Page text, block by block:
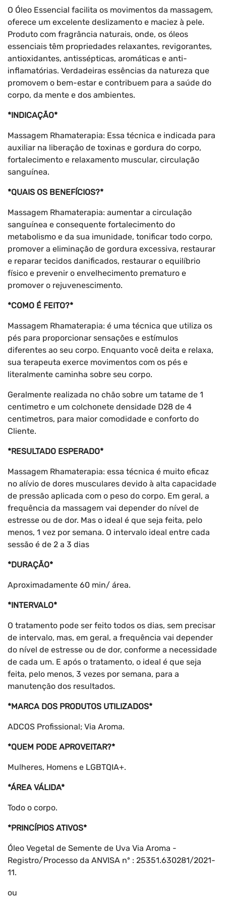
O Óleo Essencial facilita os movimentos da massagem,
oferece um excelente deslizamento e maciez à pele.
Produto com fragrância naturais, onde, os óleos
essenciais têm propriedades relaxantes, revigorantes,
antioxidantes, antissépticas, aromáticas e anti-
inflamatórias. Verdadeiras essências da natureza que
promovem o bem-estar e contribuem para a saúde do
corpo, da mente e dos ambientes.
*INDICAÇÃO*
Massagem Rhamaterapia: Essa técnica e indicada para
auxiliar na liberação de toxinas e gordura do corpo,
fortalecimento e relaxamento muscular, circulação
sanguínea.
*QUAIS OS BENEFÍCIOS?*
Massagem Rhamaterapia: aumentar a circulação
sanguínea e consequente fortalecimento do
metabolismo e da sua imunidade, tonificar todo corpo,
promover a eliminação de gordura excessiva, restaurar
e reparar tecidos danificados, restaurar o equilíbrio
físico e prevenir o envelhecimento prematuro e
promover o rejuvenescimento.
*COMO É FEITO?*
Massagem Rhamaterapia: é uma técnica que utiliza os
pés para proporcionar sensações e estímulos
diferentes ao seu corpo. Enquanto você deita e relaxa,
sua terapeuta exerce movimentos com os pés e
literalmente caminha sobre seu corpo.
Geralmente realizada no chão sobre um tatame de 1
centimetro e um colchonete densidade D28 de 4
centimetros, para maior comodidade e conforto do
Cliente.
*RESULTADO ESPERADO*
Massagem Rhamaterapia: essa técnica é muito eficaz
no alívio de dores musculares devido à alta capacidade
de pressão aplicada com o peso do corpo. Em geral, a
frequência da massagem vai depender do nível de
estresse ou de dor. Mas o ideal é que seja feita, pelo
menos, 1 vez por semana. O intervalo ideal entre cada
sessão é de 2 a 3 dias
*DURAÇÃO*
Aproximadamente 60 min/ área.
*INTERVALO*
O tratamento pode ser feito todos os dias, sem precisar
de intervalo, mas, em geral, a frequência vai depender
do nível de estresse ou de dor, conforme a necessidade
de cada um. E após o tratamento, o ideal é que seja
feita, pelo menos, 3 vezes por semana, para a
manutenção dos resultados.
*MARCA DOS PRODUTOS UTILIZADOS*
ADCOS Profissional; Via Aroma.
*QUEM PODE APROVEITAR?*
Mulheres, Homens e LGBTQIA+.
*ÁREA VÁLIDA*
Todo o corpo.
*PRINCÍPIOS ATIVOS*
Óleo Vegetal de Semente de Uva Via Aroma -
Registro/Processo da ANVISA nº : 25351.630281/2021-
11.
ou